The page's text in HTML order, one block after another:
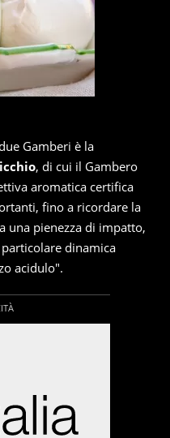
Gamberi è la
, di cui il Gambero
aromatica certifica
fino a ricordare la
una pienezza di impatto,
dinamica
acidulo".